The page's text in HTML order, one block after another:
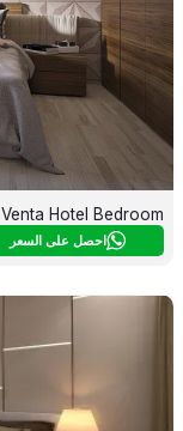
Venta Hotel Bedroom
احصل على السعر